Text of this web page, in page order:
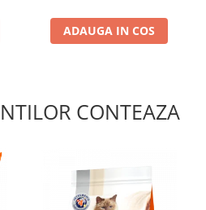
ADAUGA IN COS
CONTEAZA